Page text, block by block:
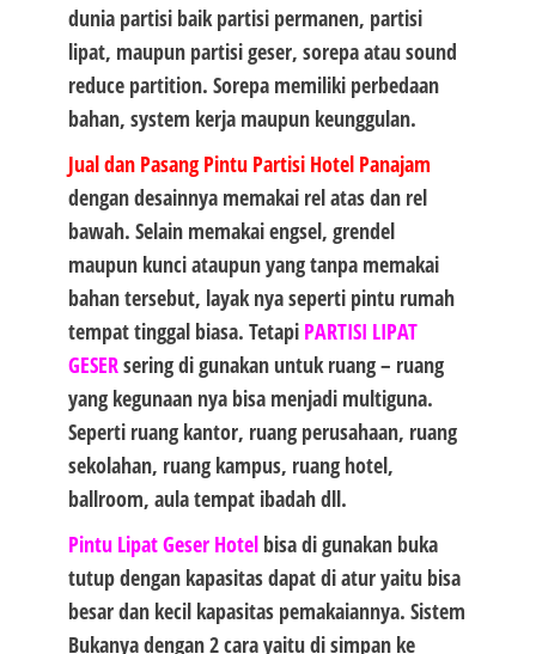
dunia partisi baik partisi permanen, partisi
lipat, maupun partisi geser, sorepa atau sound
reduce partition. Sorepa memiliki perbedaan
bahan, system kerja maupun keunggulan.
Jual dan Pasang Pintu Partisi Hotel Panajam
dengan desainnya memakai rel atas dan rel
bawah. Selain memakai engsel, grendel
maupun kunci ataupun yang tanpa memakai
bahan tersebut, layak nya seperti pintu rumah
tempat tinggal biasa. Tetapi PARTISI LIPAT
GESERsering di gunakan untuk ruang – ruang
yang kegunaan nya bisa menjadi multiguna.
Seperti ruang kantor, ruang perusahaan, ruang
sekolahan, ruang kampus, ruang hotel,
ballroom, aula tempat ibadah dll.
Pintu Lipat Geser Hotelbisa di gunakan buka
tutup dengan kapasitas dapat di atur yaitu bisa
besar dan kecil kapasitas pemakaiannya. Sistem
Bukanya dengan 2 cara yaitu di simpan ke